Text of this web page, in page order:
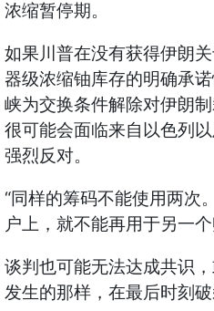
浓缩暂停期。
如果川普在没有获得伊朗
器级浓缩铀库存的明确承
峡为交换条件解除对伊朗
很可能会面临来自以色列
强烈反对。
“同样的筹码不能使用两次
户上，就不能再用于另一个
谈判也可能无法达成共识
发生的那样，在最后时刻破